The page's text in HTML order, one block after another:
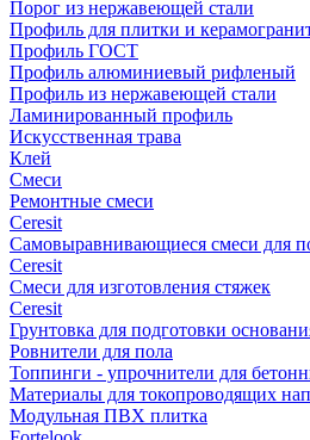
Порог из нержавеющей стали
Профиль для плитки и
Профиль ГОСТ
Профиль алюминиевый рифленый
Профиль из нержавеющей стали
Ламинированный профиль
Искусственная трава
Клей
Смеси
Ремонтные смеси
Ceresit
Самовыравнивающиеся смеси для
Ceresit
Смеси для изготовления стяжек
Ceresit
Грунтовка для подготовки
Ровнители для пола
Топпинги - упрочнители для
Материалы для токопроводящих
Модульная ПВХ плитка